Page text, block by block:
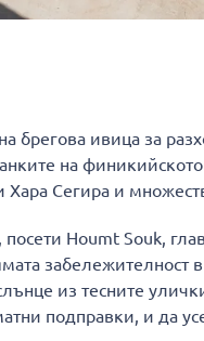
брегова ивица за
на
Хара Сегира и
Houmt Souk,
забележителност
из тесните
подправки, и да